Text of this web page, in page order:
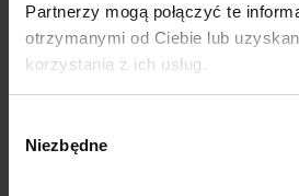
Partnerzy mogą połączyć te
otrzymanymi od Ciebie lub
korzystania z ich usług.
zgody
Niezbędne
Co wyróżnia dywany z kolekcji Magic
– technologia łatwego czyszczenia wodą
– antypoślizgowy podkład
– przyjazne zwierzętom (wyższa
– wolne od alergenów (nie gromadzą